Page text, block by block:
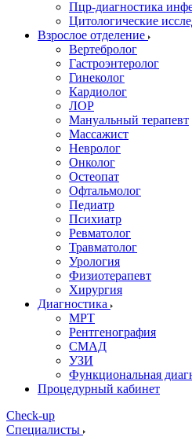
Пцр-диагностика
Цитологические
Взрослое отделение
Вертебролог
Гастроэнтеролог
Гинеколог
Кардиолог
ЛОР
Мануальный терапевт
Массажист
Невролог
Онколог
Остеопат
Офтальмолог
Педиатр
Психиатр
Ревматолог
Травматолог
Урология
Физиотерапевт
Хирургия
Диагностика
МРТ
Рентгенография
СМАД
УЗИ
Функциональная
Процедурный кабинет
Cheсk-up
Специалисты